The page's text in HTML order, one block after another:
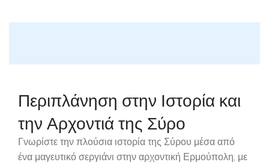
Περιπλάνηση στην Ιστορία και
την Αρχοντιά της Σύρο
Γνωρίστε την πλούσια ιστορία της Σύρου μέσα από
ένα μαγευτικό σεργιάνι στην αρχοντική Ερμούπολη, με